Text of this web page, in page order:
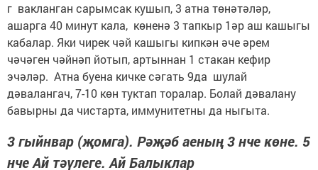
г вакланган сарымсак кушып, 3 атна төнәтәләр,
ашарга 40 минут кала, көненә 3 тапкыр 1әр аш кашыгы
кабалар. Яки чирек чәй кашыгы кипкән әче әрем
чәчәген чәйнәп йотып, артыннан 1 стакан кефир
эчәләр. Атна буена кичке сәгать 9да шулай
дәвалангач, 7-10 көн туктап торалар. Болай дәвалану
бавырны да чистарта, иммунитетны да ныгыта.
3 гыйнвар (җомга). Рәҗәб аеның 3 нче көне. 5
нче Ай тәүлеге. Ай Балыклар